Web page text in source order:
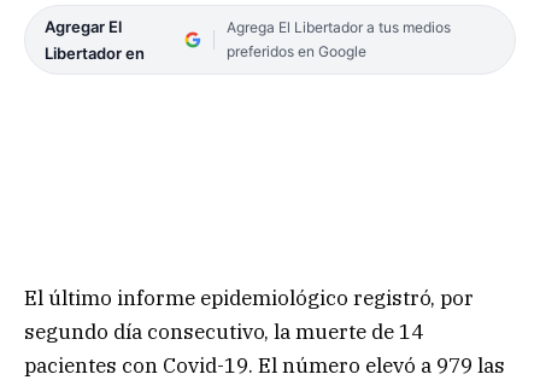
Agregar El
Libertador en
Agrega El Libertador a tus medios
preferidos en Google
El último informe epidemiológico registró, por
segundo día consecutivo, la muerte de 14
pacientes con Covid-19. El número elevó a 979 las